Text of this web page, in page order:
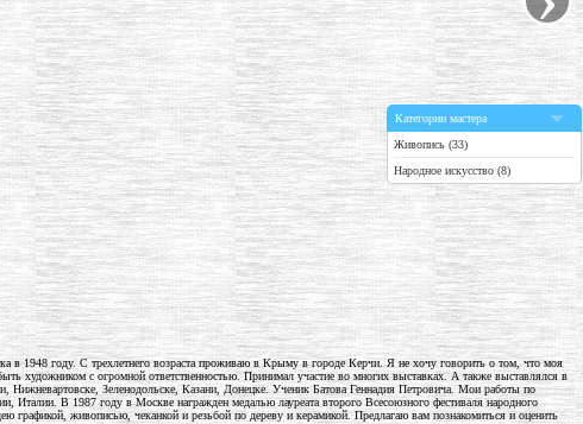
Категории мастера
Живопись (33)
Народное искусство (8)
в 1948 году. С трехлетнего возраста проживаю в Крыму в городе Керчи. Я не хочу говорить о том, что моя
художником с огромной ответственностью. Принимал участие во многих выставках. А также выставлялся в
Зеленодольске, Казани, Донецке. Ученик Батова Геннадия Петровича. Мои работы по
Италии. В 1987 году в Москве награжден медалью лауреата второго Всесоюзного фестиваля народного
графикой, живописью, чеканкой и резьбой по дереву и керамикой. Предлагаю вам познакомиться и оценить